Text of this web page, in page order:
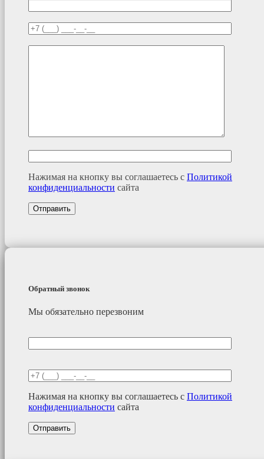
Нажимая на кнопку вы соглашаетесь с Политикой
конфиденциальности сайта
Обратный звонок
Мы обязательно перезвоним
Нажимая на кнопку вы соглашаетесь с Политикой
конфиденциальности сайта